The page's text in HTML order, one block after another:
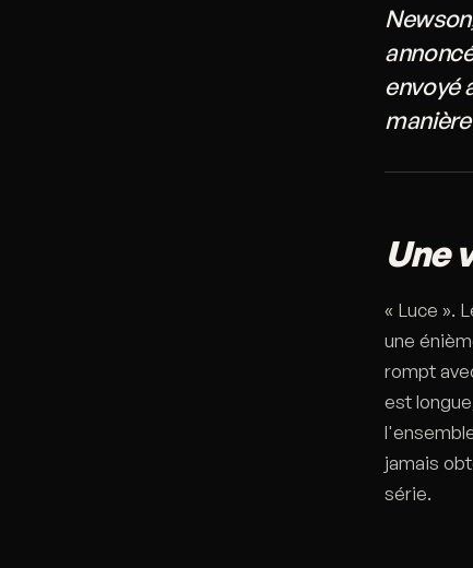
envoyé
Une
« Luce ».
une
rompt
est
jamais
série.